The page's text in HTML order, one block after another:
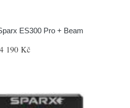
ES300 Pro + Beam
190 Kč